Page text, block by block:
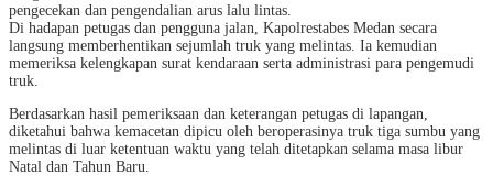
pengecekan dan pengendalian arus lalu lintas.
Di hadapan petugas dan pengguna jalan, Kapolrestabes Medan secara
langsung memberhentikan sejumlah truk yang melintas. Ia kemudian
memeriksa kelengkapan surat kendaraan serta administrasi para pengemudi
truk.
Berdasarkan hasil pemeriksaan dan keterangan petugas di lapangan,
diketahui bahwa kemacetan dipicu oleh beroperasinya truk tiga sumbu yang
melintas di luar ketentuan waktu yang telah ditetapkan selama masa libur
Natal dan Tahun Baru.